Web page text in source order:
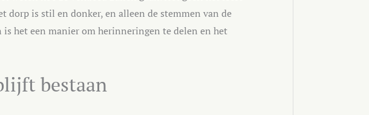
dorp is stil en donker, en alleen de stemmen van de
het een manier om herinneringen te delen en het
bestaan